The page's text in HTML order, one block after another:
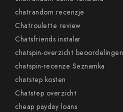
chatrandom recenzje
Chatroulette review
Chatsfriends instalar
chatspin-overzicht beoordelingen
chatspin-recenze Seznamka
chatstep kosten
Chatstep overzicht
cheap payday loans